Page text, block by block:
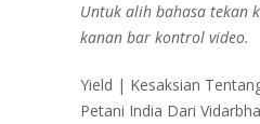
Untuk alih bahasa tekan
kanan bar kontrol video.
Yield | Kesaksian
Petani India Dari Vidarbha